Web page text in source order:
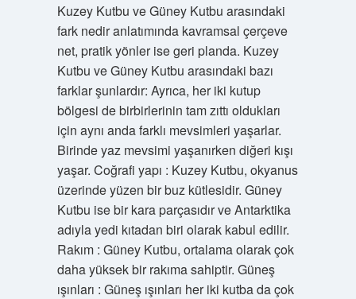
Kuzey Kutbu ve Güney Kutbu arasındaki
fark nedir anlatımında kavramsal çerçeve
net, pratik yönler ise geri planda. Kuzey
Kutbu ve Güney Kutbu arasındaki bazı
farklar şunlardır: Ayrıca, her iki kutup
bölgesi de birbirlerinin tam zıttı oldukları
için aynı anda farklı mevsimleri yaşarlar.
Birinde yaz mevsimi yaşanırken diğeri kışı
yaşar. Coğrafi yapı : Kuzey Kutbu, okyanus
üzerinde yüzen bir buz kütlesidir. Güney
Kutbu ise bir kara parçasıdır ve Antarktika
adıyla yedi kıtadan biri olarak kabul edilir.
Rakım : Güney Kutbu, ortalama olarak çok
daha yüksek bir rakıma sahiptir. Güneş
ışınları : Güneş ışınları her iki kutba da çok